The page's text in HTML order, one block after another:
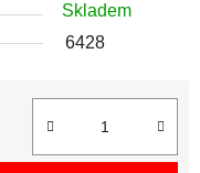
Skladem
6428